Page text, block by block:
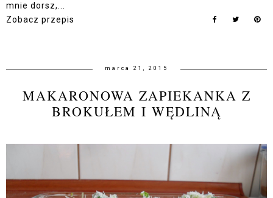
mnie dorsz,...
Zobacz przepis
marca 21, 2015
MAKARONOWA ZAPIEKANKA Z
BROKUŁEM I WĘDLINĄ